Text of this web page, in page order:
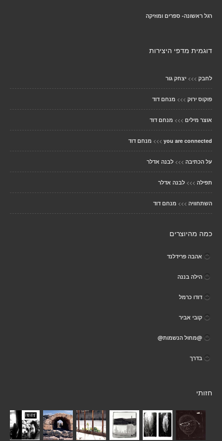
רגל ראשונה- ספרים ומוזיקה
דוגמית מדפי היצירות
לחבק >>> יצחק גור
פוקוס ירוק >>> מנחם דוד
אוצר מילים >>> מנחם דוד
you are connected
>>> מנחם דוד
על הכתיבה >>> לבנה אדלר
תפילה >>> לבנה אדלר
השתחוויה >>> מנחם דוד
כמה מהיוצרים
אהבה פרידלנד
הילה בננה
דודו כרמל
קובי אביר
@מחול הנשמות@
בדרך
חזותי